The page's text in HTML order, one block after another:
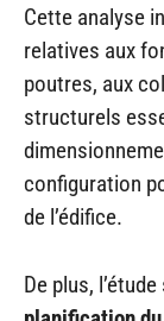
Cette analyse
relatives aux
poutres, aux
structurels
configuration
de l’édifice.
De plus,